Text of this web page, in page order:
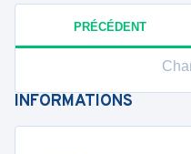
PRÉCÉDENT
INFORMATIONS